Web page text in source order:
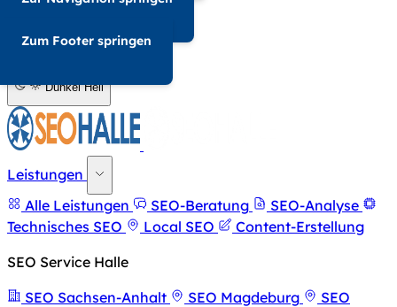
Zum Footer springen
A- A+
Dunkel Hell
Leistungen
Alle Leistungen
SEO-Beratung
SEO-Analyse
Technisches SEO
Local SEO
Content-Erstellung
SEO Service Halle
SEO Sachsen-Anhalt
SEO Magdeburg
SEO